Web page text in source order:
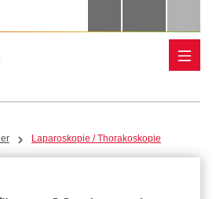
Laparoskopie / Thorakoskopie